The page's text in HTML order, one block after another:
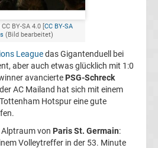
BY-SA 4.0 [CC BY-SA
(Bild bearbeitet)
Leaguedas Gigantenduell bei
aber auch etwas glücklich mit 1:0
avancierte PSG-Schreck
AC Mailand hat sich mit einem
Hotspur eine gute
von Paris St. Germain:
Volleytreffer in der 53. Minute